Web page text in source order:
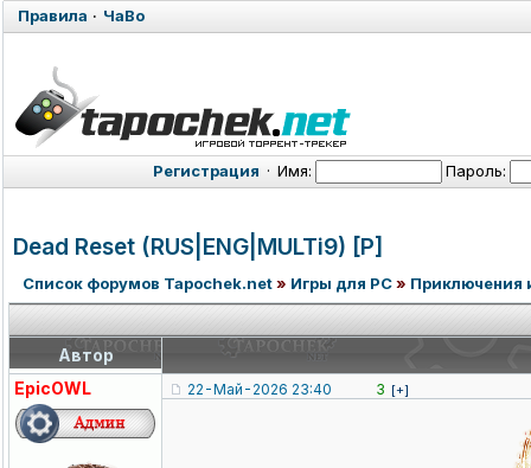
Правила · ЧаВо
Регистрация · Имя: Пароль:
Dead Reset (RUS|ENG|MULTi9) [P]
Список форумов Tapochek.net» Игры для PC» Приключения
Автор
EpicOWL
22-Май-2026 23:40 3 [+]